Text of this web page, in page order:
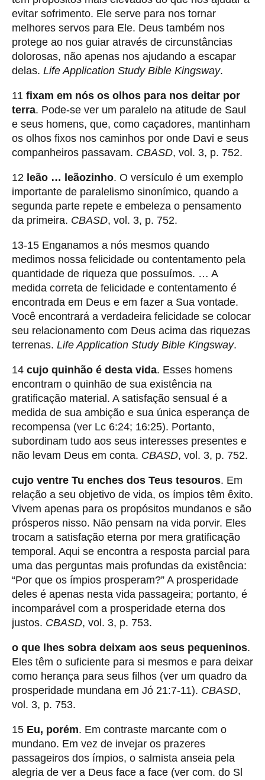
evitar sofrimento. Ele serve para nos tornar
melhores servos para Ele. Deus também nos
protege ao nos guiar através de circunstâncias
dolorosas, não apenas nos ajudando a escapar
delas. Life Application Study Bible Kingsway.
11 fixam em nós os olhos para nos deitar por
terra. Pode-se ver um paralelo na atitude de Saul
e seus homens, que, como caçadores, mantinham
os olhos fixos nos caminhos por onde Davi e seus
companheiros passavam. CBASD, vol. 3, p. 752.
12 leão … leãozinho. O versículo é um exemplo
importante de paralelismo sinonímico, quando a
segunda parte repete e embeleza o pensamento
da primeira. CBASD, vol. 3, p. 752.
13-15 Enganamos a nós mesmos quando
medimos nossa felicidade ou contentamento pela
quantidade de riqueza que possuímos. … A
medida correta de felicidade e contentamento é
encontrada em Deus e em fazer a Sua vontade.
Você encontrará a verdadeira felicidade se colocar
seu relacionamento com Deus acima das riquezas
terrenas. Life Application Study Bible Kingsway.
14 cujo quinhão é desta vida. Esses homens
encontram o quinhão de sua existência na
gratificação material. A satisfação sensual é a
medida de sua ambição e sua única esperança de
recompensa (ver Lc 6:24; 16:25). Portanto,
subordinam tudo aos seus interesses presentes e
não levam Deus em conta. CBASD, vol. 3, p. 752.
cujo ventre Tu enches dos Teus tesouros. Em
relação a seu objetivo de vida, os ímpios têm êxito.
Vivem apenas para os propósitos mundanos e são
prósperos nisso. Não pensam na vida porvir. Eles
trocam a satisfação eterna por mera gratificação
temporal. Aqui se encontra a resposta parcial para
uma das perguntas mais profundas da existência:
“Por que os ímpios prosperam?” A prosperidade
deles é apenas nesta vida passageira; portanto, é
incomparável com a prosperidade eterna dos
justos. CBASD, vol. 3, p. 753.
o que lhes sobra deixam aos seus pequeninos.
Eles têm o suficiente para si mesmos e para deixar
como herança para seus filhos (ver um quadro da
prosperidade mundana em Jó 21:7-11). CBASD,
vol. 3, p. 753.
15 Eu, porém. Em contraste marcante com o
mundano. Em vez de invejar os prazeres
passageiros dos ímpios, o salmista anseia pela
alegria de ver a Deus face a face (ver com. do Sl